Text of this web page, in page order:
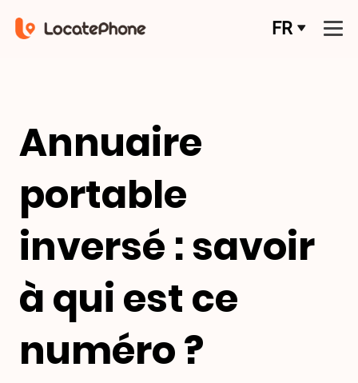
FR
Annuaire
portable
inversé : savoir
à qui est ce
numéro ?